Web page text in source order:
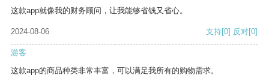
这款app就像我的财务顾问，让我能够省钱又省心。
2024-08-06 支持[0] 反对[0]
游客
这款app的商品种类非常丰富，可以满足我所有的购物需求。